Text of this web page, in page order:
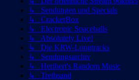
↳ Sendungen und Specials
↳ CrackerBox
↳ Electronic Spaceballs
↳ Absolutely Live!
↳ Die KRW-Longtracks
↳ Sendungsarchiv
↳ Heribert's Random Music
↳ Treibsand